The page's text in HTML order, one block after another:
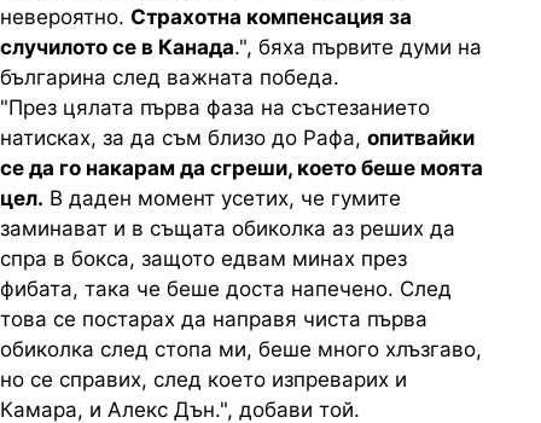
невероятно. Страхотна компенсация за
случилото се в Канада.", бяха първите думи на
българина след важната победа.
"През цялата първа фаза на състезанието
натисках, за да съм близо до Рафа, опитвайки
се да го накарам да сгреши, което беше моята
цел. В даден момент усетих, че гумите
заминават и в същата обиколка аз реших да
спра в бокса, защото едвам минах през
фибата, така че беше доста напечено. След
това се постарах да направя чиста първа
обиколка след стопа ми, беше много хлъзгаво,
но се справих, след което изпреварих и
Камара, и Алекс Дън.", добави той.